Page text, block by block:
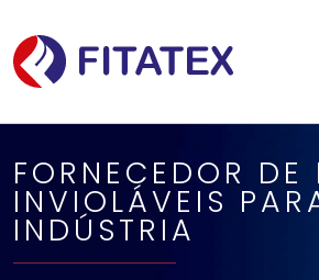
FORNECEDOR DE
INVIOLÁVEIS
INDÚSTRIA